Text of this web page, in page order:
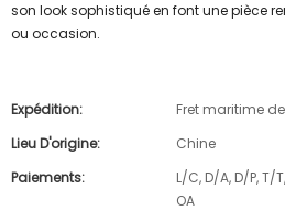
son look sophistiqué en font une pièce
ou occasion.
Expédition:
Fret maritime
Lieu D'origine:
Chine
Paiements:
L/C, D/A, D/P,
OA